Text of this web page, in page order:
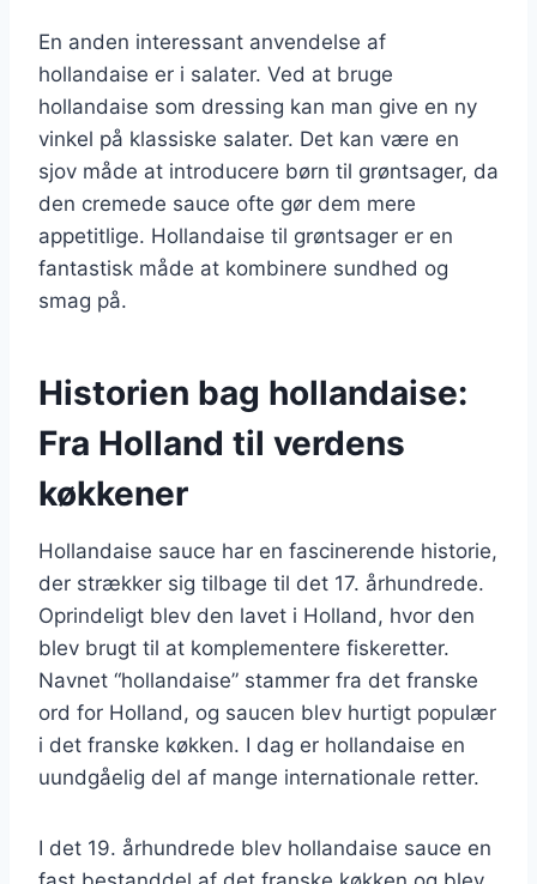
En anden interessant anvendelse af
hollandaise er i salater. Ved at bruge
hollandaise som dressing kan man give en ny
vinkel på klassiske salater. Det kan være en
sjov måde at introducere børn til grøntsager, da
den cremede sauce ofte gør dem mere
appetitlige. Hollandaise til grøntsager er en
fantastisk måde at kombinere sundhed og
smag på.
Historien bag hollandaise:
Fra Holland til verdens
køkkener
Hollandaise sauce har en fascinerende historie,
der strækker sig tilbage til det 17. århundrede.
Oprindeligt blev den lavet i Holland, hvor den
blev brugt til at komplementere fiskeretter.
Navnet “hollandaise” stammer fra det franske
ord for Holland, og saucen blev hurtigt populær
i det franske køkken. I dag er hollandaise en
uundgåelig del af mange internationale retter.
I det 19. århundrede blev hollandaise sauce en